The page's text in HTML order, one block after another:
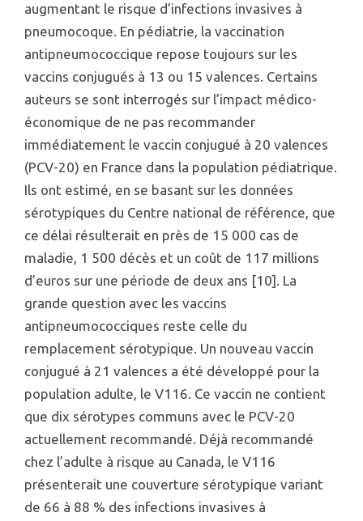
augmentant le risque d’infections invasives à
pneumocoque. En pédiatrie, la vaccination
antipneumococcique repose toujours sur les
vaccins conjugués à 13 ou 15 valences. Certains
auteurs se sont interrogés sur l’impact médico-
économique de ne pas recommander
immédiatement le vaccin conjugué à 20 valences
(PCV-20) en France dans la population pédiatrique.
Ils ont estimé, en se basant sur les données
sérotypiques du Centre national de référence, que
ce délai résulterait en près de 15 000 cas de
maladie, 1 500 décès et un coût de 117 millions
d’euros sur une période de deux ans [10]. La
grande question avec les vaccins
antipneumococciques reste celle du
remplacement sérotypique. Un nouveau vaccin
conjugué à 21 valences a été développé pour la
population adulte, le V116. Ce vaccin ne contient
que dix sérotypes communs avec le PCV-20
actuellement recommandé. Déjà recommandé
chez l’adulte à risque au Canada, le V116
présenterait une couverture sérotypique variant
de 66 à 88 % des infections invasives à